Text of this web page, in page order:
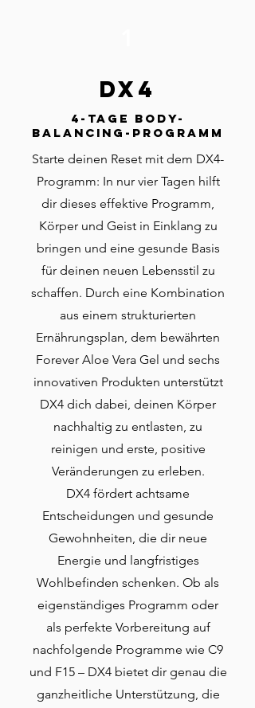
DX4
4-Tage Body-
Balancing-Programm
Starte deinen Reset mit dem DX4-
Programm: In nur vier Tagen hilft
dir dieses effektive Programm,
Körper und Geist in Einklang zu
bringen und eine gesunde Basis
für deinen neuen Lebensstil zu
schaffen. Durch eine Kombination
aus einem strukturierten
Ernährungsplan, dem bewährten
Forever Aloe Vera Gel und sechs
innovativen Produkten unterstützt
DX4 dich dabei, deinen Körper
nachhaltig zu entlasten, zu
reinigen und erste, positive
Veränderungen zu erleben.
DX4 fördert achtsame
Entscheidungen und gesunde
Gewohnheiten, die dir neue
Energie und langfristiges
Wohlbefinden schenken. Ob als
eigenständiges Programm oder
als perfekte Vorbereitung auf
nachfolgende Programme wie C9
und F15 – DX4 bietet dir genau die
ganzheitliche Unterstützung, die